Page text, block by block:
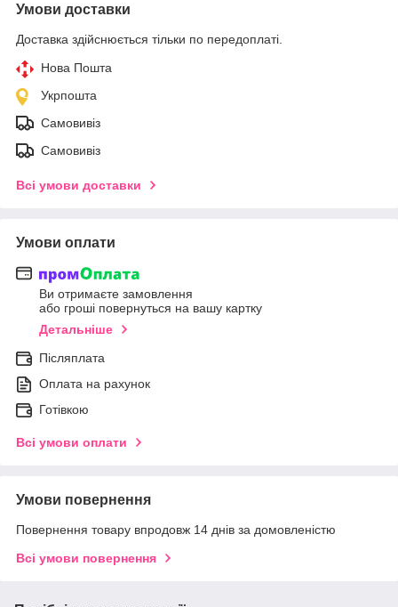
Умови доставки
Доставка здійснюється тільки по передоплаті.
Нова Пошта
Укрпошта
Самовивіз
Самовивіз
Всі умови доставки
Умови оплати
Ви отримаєте замовлення
або гроші повернуться на вашу картку
Детальніше
Післяплата
Оплата на рахунок
Готівкою
Всі умови оплати
Умови повернення
Повернення товару впродовж 14 днів за домовленістю
Всі умови повернення